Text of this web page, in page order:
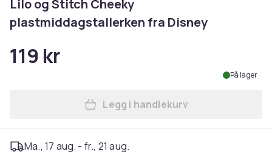
Lilo og Stitch Cheeky
plastmiddagstallerken fra Disney
119 kr
På lager
Legg Lilo og Stitch
Legg i handlekurv
Ma., 17 aug. - fr., 21 aug.